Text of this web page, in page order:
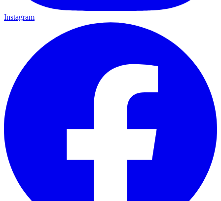
Instagram